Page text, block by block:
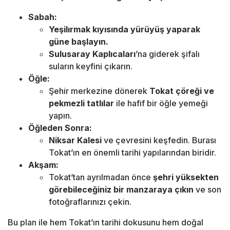
Sabah:
Yeşilırmak kıyısında yürüyüş yaparak
güne başlayın.
Sulusaray Kaplıcaları’na giderek şifalı
suların keyfini çıkarın.
Öğle:
Şehir merkezine dönerek Tokat çöreği ve
pekmezli tatlılar ile hafif bir öğle yemeği
yapın.
Öğleden Sonra:
Niksar Kalesi ve çevresini keşfedin. Burası
Tokat’ın en önemli tarihi yapılarından biridir.
Akşam:
Tokat’tan ayrılmadan önce şehri yüksekten
görebileceğiniz bir manzaraya çıkın ve son
fotoğraflarınızı çekin.
Bu plan ile hem Tokat’ın tarihi dokusunu hem doğal